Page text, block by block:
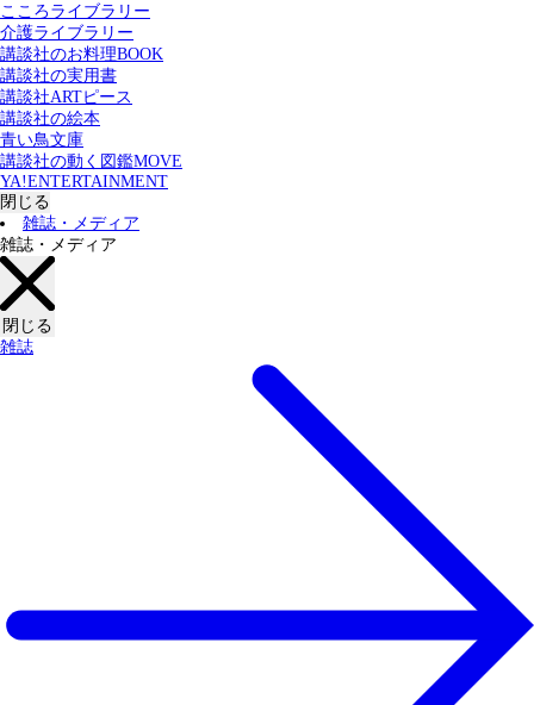
こころライブラリー
介護ライブラリー
講談社のお料理BOOK
講談社の実用書
講談社ARTピース
講談社の絵本
青い鳥文庫
講談社の動く図鑑MOVE
YA!ENTERTAINMENT
閉じる
雑誌・メディア
雑誌・メディア
閉じる
雑誌